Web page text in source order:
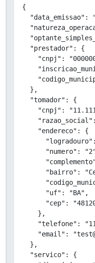
{
"data_emissao":
  "prestador": {
"cnpj":
  },
  "tomador": {
"cnpj":
    "endereco": {
"numero":
"bairro":
      "uf": "BA",
"cep":
    },
"telefone":
"email":
  },
  "servico": {